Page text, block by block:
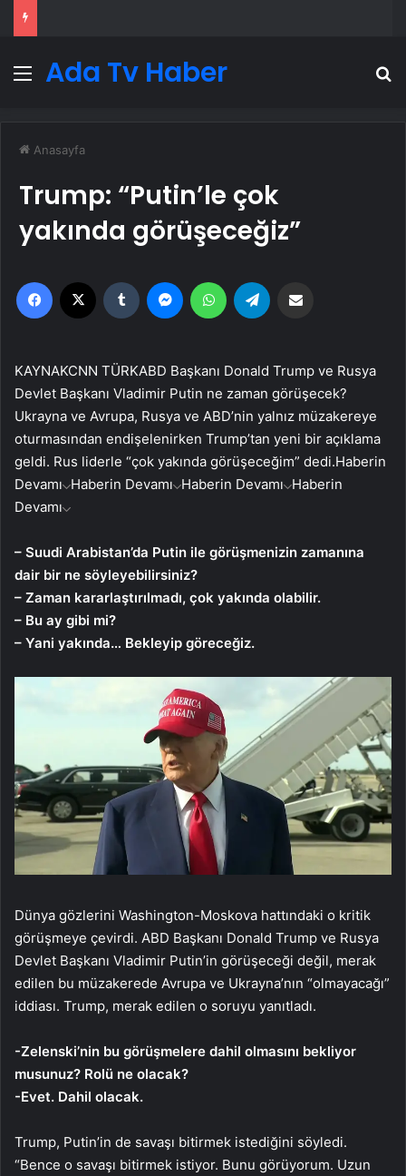
Menü
Ada Tv Haber
Anasayfa
Trump: “Putin’le çok
yakında görüşeceğiz”
Facebook Tumblr MessengerWhatsApp
KAYNAKCNN TÜRKABD Başkanı Donald Trump ve Rusya
Devlet Başkanı Vladimir Putin ne zaman görüşecek?
Ukrayna ve Avrupa, Rusya ve ABD’nin yalnız müzakereye
oturmasından endişelenirken Trump’tan yeni bir açıklama
geldi. Rus liderle “çok yakında görüşeceğim” dedi.Haberin
Devamı Haberin Devamı Haberin Devamı Haberin
Devamı
– Suudi Arabistan’da Putin ile görüşmenizin zamanına
dair bir ne söyleyebilirsiniz?
– Zaman kararlaştırılmadı, çok yakında olabilir.
– Bu ay gibi mi?
– Yani yakında… Bekleyip göreceğiz.
Dünya gözlerini Washington-Moskova hattındaki o kritik
görüşmeye çevirdi. ABD Başkanı Donald Trump ve Rusya
Devlet Başkanı Vladimir Putin’in görüşeceği değil, merak
edilen bu müzakerede Avrupa ve Ukrayna’nın “olmayacağı”
iddiası. Trump, merak edilen o soruyu yanıtladı.
-Zelenski’nin bu görüşmelere dahil olmasını bekliyor
musunuz? Rolü ne olacak?
-Evet. Dahil olacak.
Trump, Putin’in de savaşı bitirmek istediğini söyledi.
“Bence o savaşı bitirmek istiyor. Bunu görüyorum. Uzun